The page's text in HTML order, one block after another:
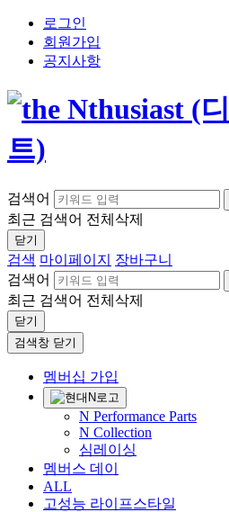
로그인
회원가입
공지사항
검색어
최근 검색어 전체삭제
닫기
검색 마이페이지
장바구니
검색어
최근 검색어 전체삭제
닫기
검색창 닫기
멤버십 가입
N Performance Parts
N Collection
심레이싱
멤버스 데이
ALL
고성능 라이프스타일